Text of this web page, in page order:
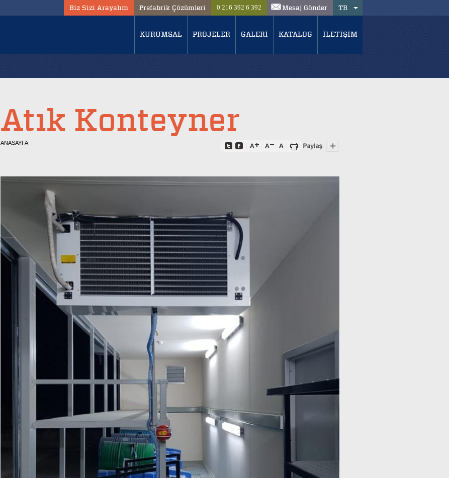
Biz Sizi Arayalım Prefabrik Çözümleri 0 216 392 6 392 Mesaj Gönder TR
KURUMSAL PROJELER GALERİ KATALOG İLETİŞİM
Atık Konteyner
ANASAYFA